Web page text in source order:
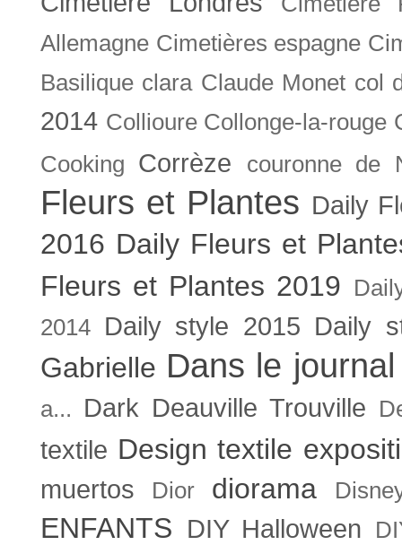
Allemagne Cimetières espagne
Basilique clara Claude Monet col
2014 Collioure Collonge-la-rouge
Cooking
Corrèze couronne de
Fleurs et Plantes Daily
2016 Daily Fleurs et
Fleurs et Plantes 2019
2014
Daily style 2015 Daily
Gabrielle Dans le journal
a... Dark Deauville Trouville
textile Design textile
muertos Dior diorama
ENFANTS DIY Halloween